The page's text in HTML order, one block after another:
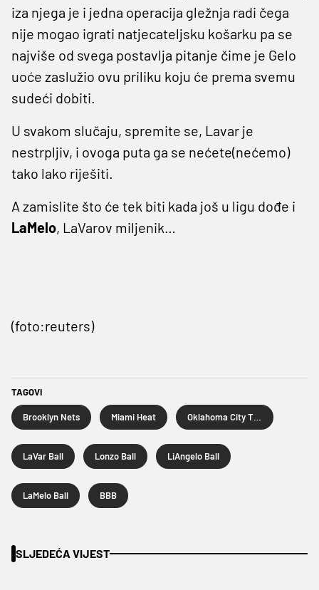
iza njega je i jedna operacija gležnja radi čega
nije mogao igrati natjecateljsku košarku pa se
najviše od svega postavlja pitanje čime je Gelo
uoće zaslužio ovu priliku koju će prema svemu
sudeći dobiti.
U svakom slučaju, spremite se, Lavar je
nestrpljiv, i ovoga puta ga se nećete(nećemo)
tako lako riješiti.
A zamislite što će tek biti kada još u ligu dođe i
LaMelo, LaVarov miljenik…
(foto:reuters)
TAGOVI
Brooklyn Nets Miami Heat
LaVar Ball Lonzo Ball LiAngelo Ball
LaMelo Ball BBB
SLJEDEĆA VIJEST